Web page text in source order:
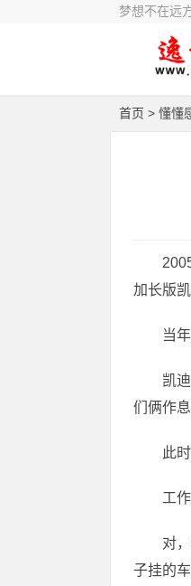
梦想不在远
首页 > 懂懂
加长版凯
当
凯
们俩作
此
工作
对
子挂的